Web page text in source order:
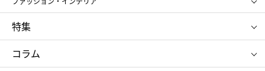
NARS
RMK
クリニーク
SK-Ⅱ
ゴディバ
新宿高野
たねや
ねんりん家
ポロ ラルフ ローレン
タケオ キクチ
ママ＆キッズ
シュタイフ
特集
お中元
ひな人形
五月人形
コラム